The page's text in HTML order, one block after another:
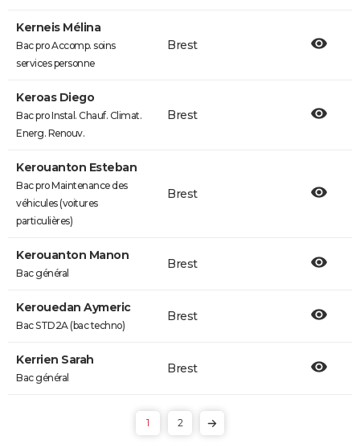
Kerneis Mélina
Bac pro Accomp. soins
services personne
Brest
Keroas Diego
Bac pro Instal. Chauf. Climat.
Energ. Renouv.
Brest
Kerouanton Esteban
Bac pro Maintenance des
véhicules (voitures
particulières)
Brest
Kerouanton Manon
Bac général
Brest
Kerouedan Aymeric
Bac STD2A (bac techno)
Brest
Kerrien Sarah
Bac général
Brest
1 2